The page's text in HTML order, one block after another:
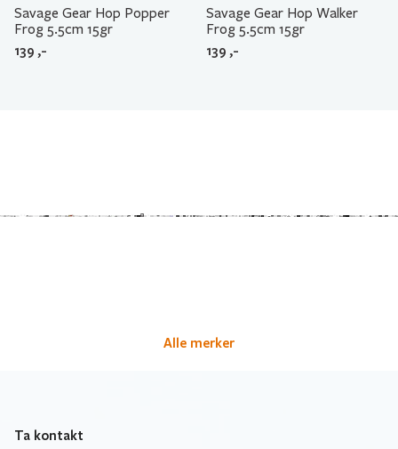
Savage Gear Hop Popper
Frog 5.5cm 15gr
139 ,-
Savage Gear Hop Walker
Frog 5.5cm 15gr
139 ,-
Alle merker
Ta kontakt